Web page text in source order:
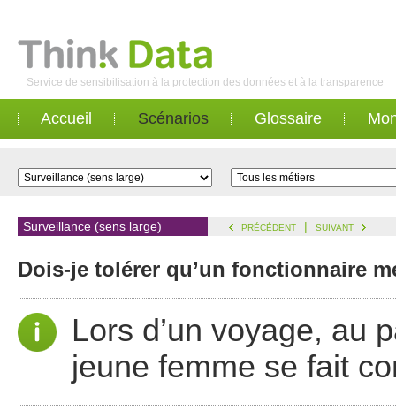
Service de sensibilisation à la protection des données et à la transparence
Accueil Scénarios Glossaire
Surveillance (sens large) PRÉCÉDENT | SUIVANT
Dois-je tolérer qu’un fonctionnaire
Lors d’un voyage, au
jeune femme se fait